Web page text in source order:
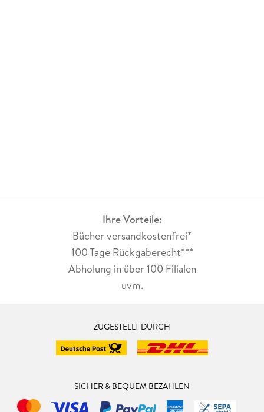
Ihre Vorteile:
Bücher versandkostenfrei*
100 Tage Rückgaberecht***
Abholung in über 100 Filialen
uvm.
ZUGESTELLT DURCH
SICHER & BEQUEM BEZAHLEN